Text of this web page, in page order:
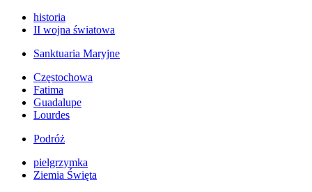
historia
II wojna światowa
Sanktuaria Maryjne
Częstochowa
Fatima
Guadalupe
Lourdes
Podróż
pielgrzymka
Ziemia Święta